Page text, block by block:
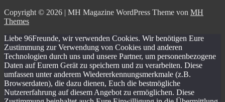
Copyright © 2026 | MH Magazine WordPress Theme von MH
Themes
Liebe 96Freunde, wir verwenden Cookies. Wir benötigen Eure
Zustimmung zur Verwendung von Cookies und anderen
Technologien durch uns und unsere Partner, um personenbezogene
Daten auf Eurem Gerät zu speichern und zu verarbeiten. Diese
umfassen unter anderem Wiedererkennungsmerkmale (z.B.
Browserdaten), die dazu dienen, Euch die bestmögliche
Nutzererfahrung auf diesem Angebot zu ermöglichen. Diese